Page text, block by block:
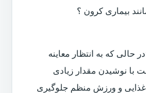
بیماری کرون ؟
حالی که به انتظار معاینه
با نوشیدن مقدار زیادی
غذایی و ورزش منظم جلوگیری